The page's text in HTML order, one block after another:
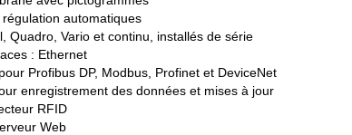
automatiques
Quadro, Vario et continu, installés de série
: Ethernet
Profibus DP, Modbus, Profinet et DeviceNet
enregistrement des données et mises à jour
RFID
Web